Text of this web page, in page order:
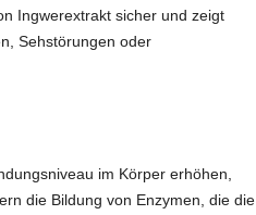
Ingwerextrakt sicher und zeigt
Sehstörungen oder
im Körper erhöhen,
die Bildung von Enzymen, die die